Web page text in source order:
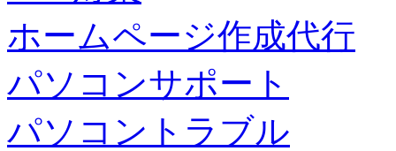
ホームページ作成代行
パソコンサポート
パソコントラブル